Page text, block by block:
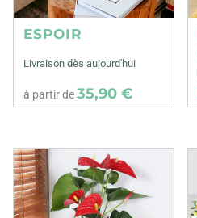
ESPOIR
Livraison dès aujourd'hui
à partir de35,90 €